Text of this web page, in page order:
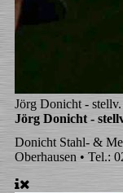
Jörg Donicht -
Jörg Donicht -
Donicht Stahl- &
Oberhausen • Tel.: